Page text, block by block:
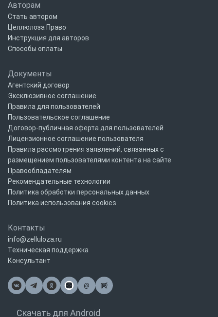
Авторам
Стать автором
Целлюлоза Право
Инструкция для авторов
Способы оплаты
Документы
Агентский договор
Эксклюзивное соглашение
Правила для пользователей
Пользовательское соглашение
Договор-публичная оферта для пользователей
Лицензионное соглашение пользователя
Правила рассмотрения заявлений, связанных с
размещением пользователями контента на сайте
Правообладателям
Рекомендательные технологии
Политика обработки персональных данных
Политика использования cookies
Контакты
info@zelluloza.ru
Техническая поддержка
Консультант
@
Почта
Скачать для Android